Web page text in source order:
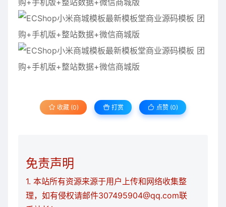
收藏 (0) 打赏 点赞 (0)
免责声明
1. 本站所有资源来源于用户上传和网络收集整
理，如有侵权请邮件307495904@qq.com联